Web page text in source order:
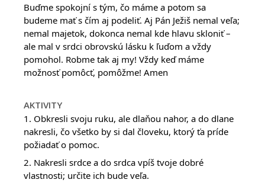
Buďme spokojní s tým, čo máme a potom sa
budeme mať s čím aj podeliť. Aj Pán Ježiš nemal veľa;
nemal majetok, dokonca nemal kde hlavu skloniť –
ale mal v srdci obrovskú lásku k ľuďom a vždy
pomohol. Robme tak aj my! Vždy keď máme
možnosť pomôcť, pomôžme! Amen
AKTIVITY
1. Obkresli svoju ruku, ale dlaňou nahor, a do dlane
nakresli, čo všetko by si dal človeku, ktorý ťa príde
požiadať o pomoc.
2. Nakresli srdce a do srdca vpíš tvoje dobré
vlastnosti; určite ich bude veľa.